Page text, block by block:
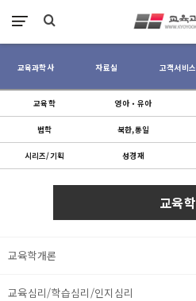
교육과학사 자료실 고객서비스
교육학 영아‧유아
법학 북한,통일
시리즈/기획 성경재
교육학
교육학개론
교육심리/학습심리/인지심리